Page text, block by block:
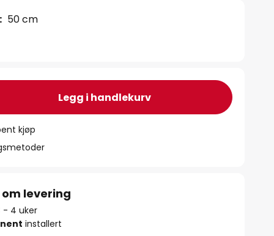
50 cm
Legg i handlekurv
kjøp
levering
- 4 uker
installert